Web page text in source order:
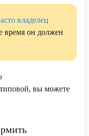
владелец
время он должен
вы можете